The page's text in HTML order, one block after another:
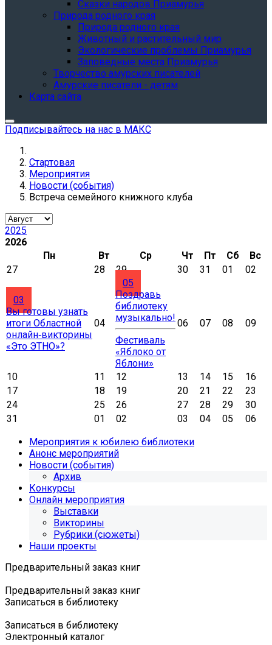
Сказки народов Приамурья
Природа родного края
Природа родного края
Животный и растительный мир
Экологические проблемы Приамурья
Заповедные места Приамурья
Творчество амурских писателей
Амурские писатели - детям
Карта сайта
Подписывайтесь на нас в МАКС
Стартовая
Мероприятия
Новости (события)
Встреча семейного книжного клуба
2025
2026
Пн
Вт Ср Чт Пт Сб
Вс
27
28 29 30 31 01 02
03
Вы готовы узнать
итоги Областной
онлайн‑викторины
«Это ЭТНО»?
04
05
Поздравь
библиотеку
музыкально!
Фестиваль
«Яблоко от
Яблони»
06 07 08 09
10 11 12 13 14 15
16
17
18 19 20 21 22
23
24
25 26 27 28 29
30
31
01 02 03 04 05
06
Мероприятия к юбилею библиотеки
Анонс мероприятий
Новости (события)
Архив
Конкурсы
Онлайн мероприятия
Выставки
Викторины
Рубрики (сюжеты)
Наши проекты
Предварительный заказ книг
Предварительный заказ книг
Записаться в библиотеку
Записаться в библиотеку
Электронный каталог